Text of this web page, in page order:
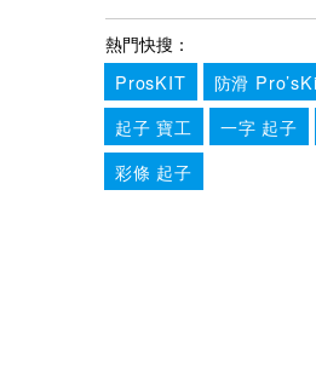
熱門快搜：
ProsKIT
防滑
起子 寶工
一字 起子
彩條 起子